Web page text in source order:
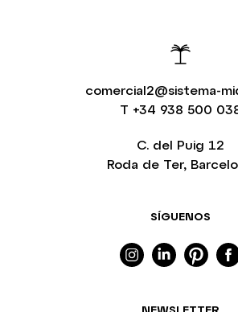
comercial2@sistema-
T +34 938 500
SÍGUENOS
NEWSLETTER
C. del Puig 12
Roda de Ter,